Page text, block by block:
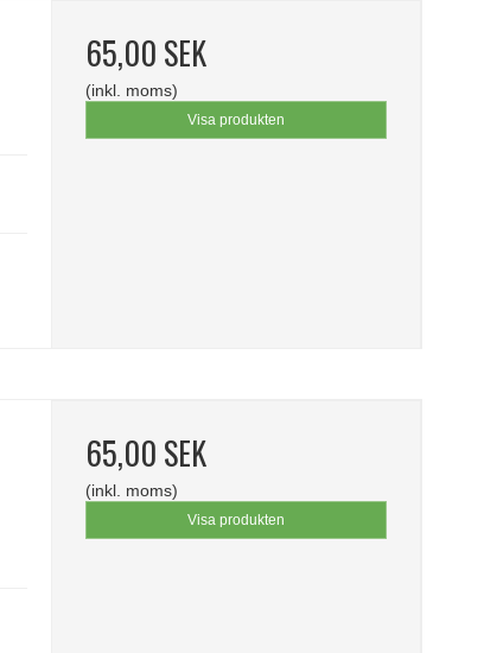
65,00 SEK
(inkl. moms)
Visa produkten
65,00 SEK
(inkl. moms)
Visa produkten